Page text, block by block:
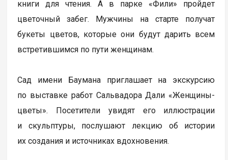
книги для чтения. А в парке «Фили» пройдет
цветочный забег. Мужчины на старте получат
букеты цветов, которые они будут дарить всем
встретившимся по пути женщинам.
Сад имени Баумана приглашает на экскурсию
по выставке работ Сальвадора Дали «Женщины-
цветы». Посетители увидят его иллюстрации
и скульптуры, послушают лекцию об истории
их создания и источниках вдохновения.